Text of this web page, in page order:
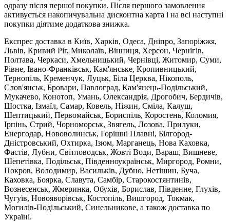
одразу після першої покупки. Після першого замовлення
активується накопичувальна дисконтна карта і на всі наступні
покупки діятиме додаткова знижка.
Експрес доставка в Київ, Харків, Одеса, Дніпро, Запоріжжя,
Львів, Кривий Ріг, Миколаїв, Вінниця, Херсон, Чернігів,
Полтава, Черкаси, Хмельницький, Чернівці, Житомир, Суми,
Рівне, Івано-Франківськ, Кам'янське, Кропивницький,
Тернопіль, Кременчук, Луцьк, Біла Церква, Нікополь,
Слов'янськ, Бровари, Павлоград, Кам'янець-Подільський,
Мукачево, Конотоп, Умань, Олександрія, Дрогобич, Бердичів,
Шостка, Ізмаїл, Самар, Ковель, Ніжин, Сміла, Калуш,
Шептицький, Первомайськ, Бориспіль, Коростень, Коломия,
Ірпінь, Стрий, Чорноморськ, Звягель, Лозова, Прилуки,
Енергодар, Нововолинськ, Горішні Плавні, Білгород-
Дністровський, Охтирка, Ізюм, Марганець, Нова Каховка,
Фастів, Лубни, Світловодськ, Жовті Води, Вараш, Вишневе,
Шепетівка, Подільськ, Південноукраїнськ, Миргород, Ромни,
Покров, Володимир, Васильків, Дубно, Нетішин, Буча,
Каховка, Боярка, Славута, Самбір, Старокостянтинів,
Вознесенськ, Жмеринка, Обухів, Борислав, Південне, Глухів,
Чугуїв, Новояворівськ, Костопіль, Вишгород, Токмак,
Могилів-Подільський, Синельникове, а також доставка по
Україні.